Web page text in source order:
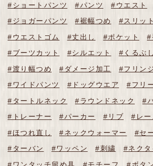
#ショートパンツ
#パンツ #ウエスト
#ジョガーパンツ
#裾幅つめ #スリット
#ウエストゴム
#丈出し #ポケット
#
#ブーツカット
#シルエット
#くるぶ
#渡り幅つめ
#ダメージ加工
#フリン
#ワイドパンツ
#ドッグウエア
#フリ
#タートルネック
#ラウンドネック
#
#トレーナー
#パーカー #リブ
#レー
#ほつれ直し
#ネックウォーマー
#セ
#ターバン
#ワッペン #刺繍
#ネクタ
#ワンタッチ留め具
#モチーフ #ボタ